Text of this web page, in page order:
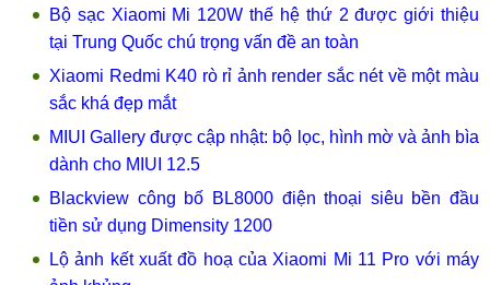
Bộ sạc Xiaomi Mi 120W thế hệ thứ 2 được giới thiệu
tại Trung Quốc chú trọng vấn đề an toàn
Xiaomi Redmi K40 rò rỉ ảnh render sắc nét về một màu
sắc khá đẹp mắt
MIUI Gallery được cập nhật: bộ lọc, hình mờ và ảnh bìa
dành cho MIUI 12.5
Blackview công bố BL8000 điện thoại siêu bền đầu
tiền sử dụng Dimensity 1200
Lộ ảnh kết xuất đồ hoạ của Xiaomi Mi 11 Pro với máy